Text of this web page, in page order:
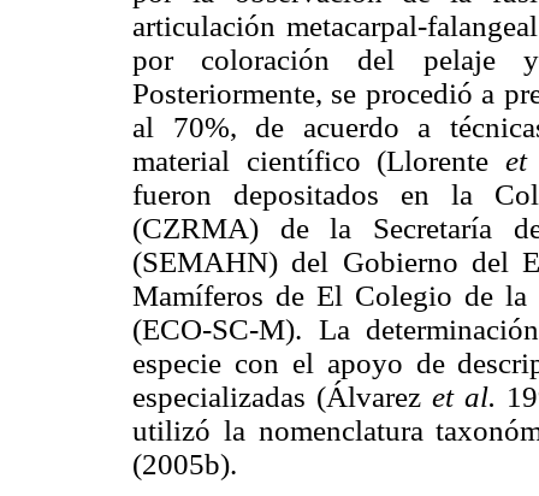
articulación metacarpal-
por coloración del pelaje
Posteriormente, se procedió a
al 70%, de acuerdo a
material científico (Llorente et
fueron depositados en la
(CZRMA) de la Secretaría
(SEMAHN) del Gobierno del
Mamíferos de El Colegio de la
(ECO-SC-M). La
especie con el apoyo de
especializadas (Álvarez et al.
utilizó la nomenclatura
(2005b).